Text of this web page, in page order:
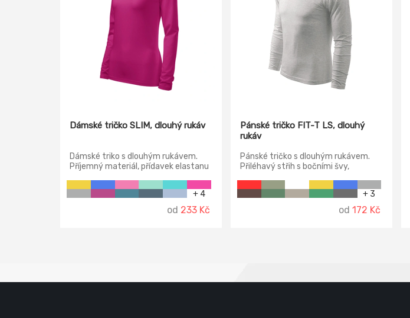
Dámské tričko SLIM, dlouhý rukáv
Dámské triko s dlouhým rukávem.
Příjemný materiál, přídavek elastanu
siluetu. Zpevněný ramenní šev. + 4
od 233 Kč
Pánské tričko FIT-T LS, dlouhý
rukáv
Pánské tričko s dlouhým rukávem.
Přiléhavý střih s bočními švy,
+ 3
od 172 Kč